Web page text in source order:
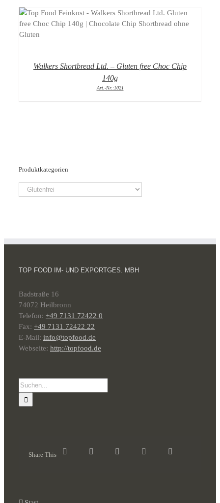
Walkers Shortbread Ltd. – Gluten free Choc Chip
140g
Art.-Nr.:1021
Produktkategorien
TOP FOOD IM- UND EXPORTGES. MBH
Badstraße 16
74072 Heilbronn
Telefon: +49 7131 72422 0
Fax: +49 7131 72422 22
E-Mail: info@topfood.de
Webseite: http://topfood.de
Suche
nach:
Share This